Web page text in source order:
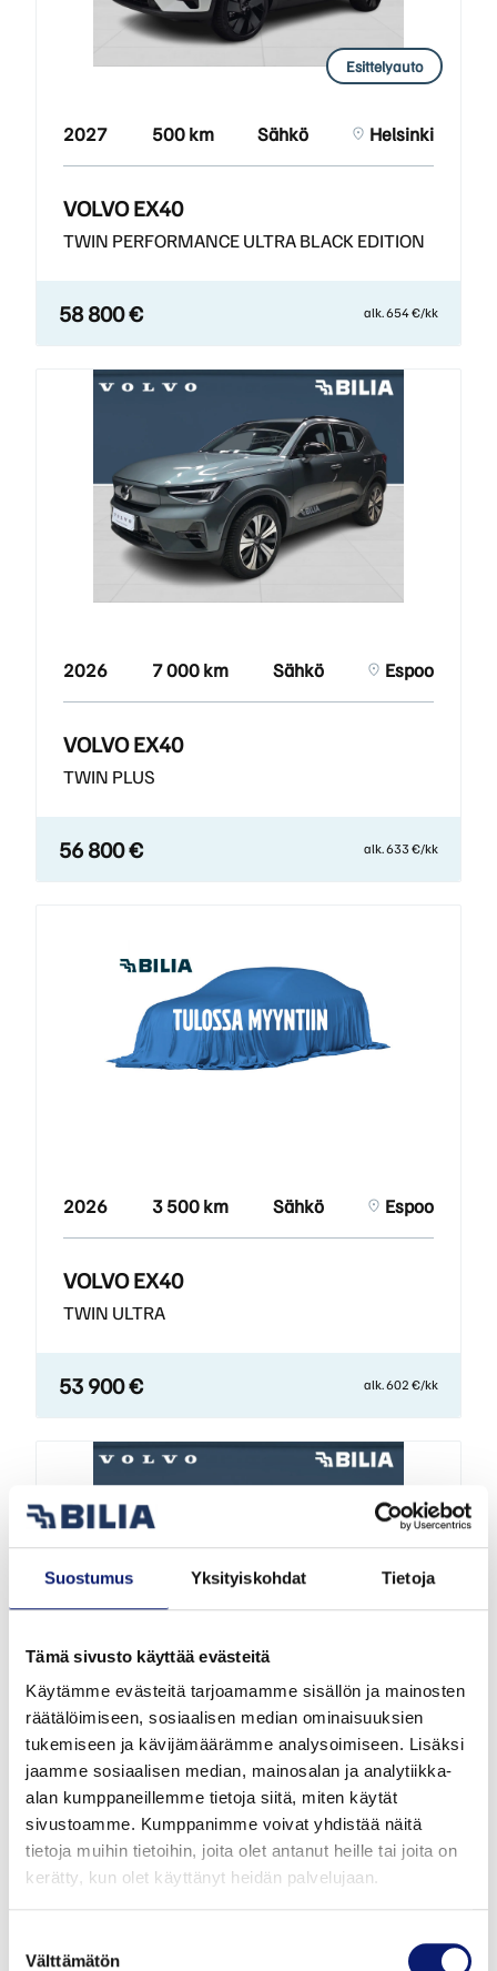
Suostumus Yksityiskohdat Tietoja
Tämä sivusto käyttää evästeitä
Käytämme evästeitä tarjoamamme sisällön ja mainosten
räätälöimiseen, sosiaalisen median ominaisuuksien
tukemiseen ja kävijämäärämme analysoimiseen. Lisäksi
jaamme sosiaalisen median, mainosalan ja analytiikka-
alan kumppaneillemme tietoja siitä, miten käytät
sivustoamme. Kumppanimme voivat yhdistää näitä
tietoja muihin tietoihin, joita olet antanut heille tai joita on
kerätty, kun olet käyttänyt heidän palvelujaan.
valinta
Välttämätön
Esittelyauto
2027 500 km Sähkö Helsinki
VOLVO EX40
TWIN PERFORMANCE ULTRA BLACK EDITION
58 800 € alk. 654 €/kk
2026 7 000 km Sähkö Espoo
VOLVO EX40
TWIN PLUS
56 800 € alk. 633 €/kk
2026 3 500 km Sähkö Espoo
VOLVO EX40
TWIN ULTRA
53 900 € alk. 602 €/kk
2026 5 000 km Sähkö Vantaa
VOLVO EX40
TWIN ULTRA LIMITED EDITION